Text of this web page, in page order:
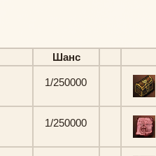
Шанс
1/250000
1/250000